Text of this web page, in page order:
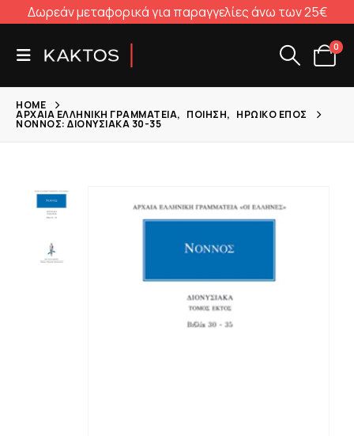
Δωρεάν μεταφορικά για παραγγελίες άνω των 25€
0
HOME
ΑΡΧΑΊΑ ΕΛΛΗΝΙΚΉ ΓΡΑΜΜΑΤΕΊΑ, ΠΟΊΗΣΗ, ΗΡΩΙΚΌ ΈΠΟΣ
ΝΌΝΝΟΣ: ΔΙΟΝΥΣΙΑΚΆ 30-35